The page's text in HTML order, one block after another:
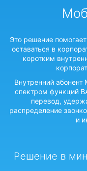
Это решение
оставаться в
коротким
Внутренний
спектром функций
перевод,
распределение
и
Решение в